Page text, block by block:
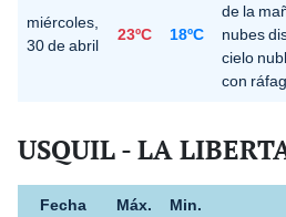
miércoles,
30 de abril
23ºC 18ºC
de la
nubes
cielo
con
USQUIL - LA
Fecha Máx. Min.